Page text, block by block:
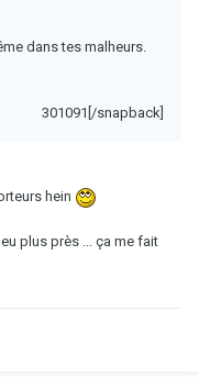
dans tes malheurs.
301091[/snapback]
hein
plus près ... ça me fait